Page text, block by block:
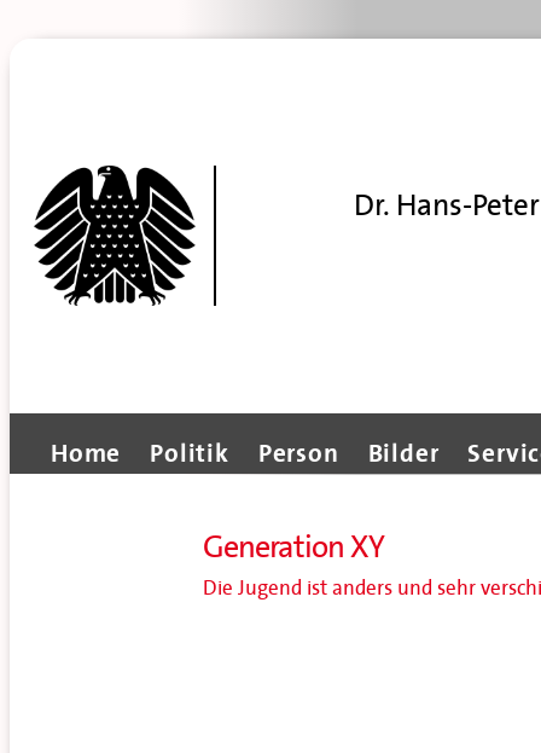
Dr. Hans-
Home Politik Person Bilder
Generation XY
Die Jugend ist anders und sehr